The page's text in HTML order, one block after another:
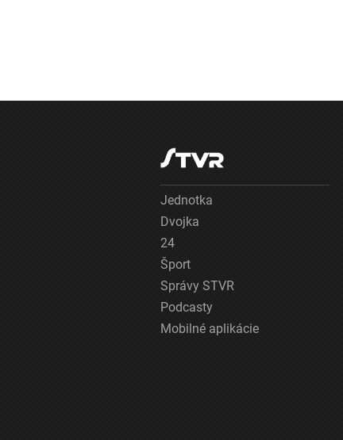
Jednotka
Dvojka
24
Šport
Správy STVR
Podcasty
Mobilné aplikácie